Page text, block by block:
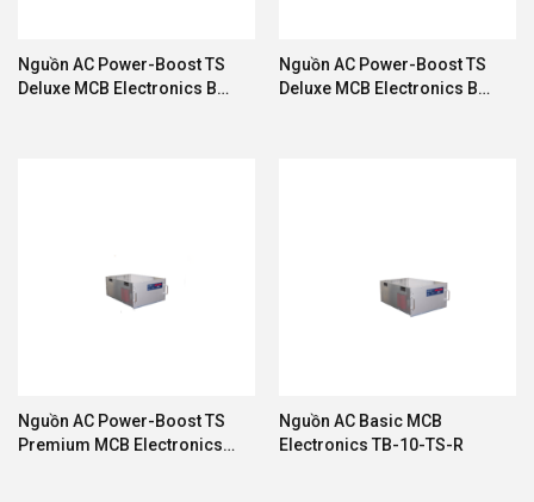
Nguồn AC Power-Boost TS
Deluxe MCB Electronics BD-
Nguồn AC Power-Boost TS
Deluxe MCB Electronics BD-
Nguồn AC Power-Boost TS
Premium MCB Electronics
Nguồn AC Basic MCB
Electronics TB-10-TS-R